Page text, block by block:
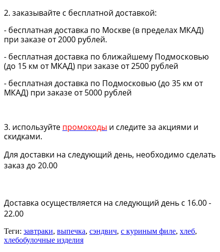
2. заказывайте с бесплатной доставкой:
- бесплатная доставка по Москве (в пределах МКАД)
при заказе от 2000 рублей.
- бесплатная доставка по ближайшему Подмосковью
(до 15 км от МКАД) при заказе от 2500 рублей
- бесплатная доставка по Подмосковью (до 35 км от
МКАД) при заказе от 5000 рублей
3. используйте промокоды и следите за акциями и
скидками.
Для доставки на следующий день, необходимо сделать
заказ до 20.00
Доставка осуществляется на следующий день с 16.00 -
22.00
Теги: завтраки, выпечка, сэндвич, с куриным филе, хлеб,
хлебобулочные изделия